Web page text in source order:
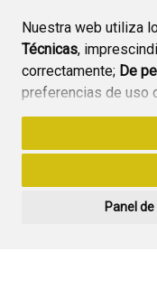
Nuestra web utiliza
Técnicas,
correctamente; De
preferencias de uso
funcionamiento de
Si acepta pulsando
consideramos que
ninguna acción, se
Panel